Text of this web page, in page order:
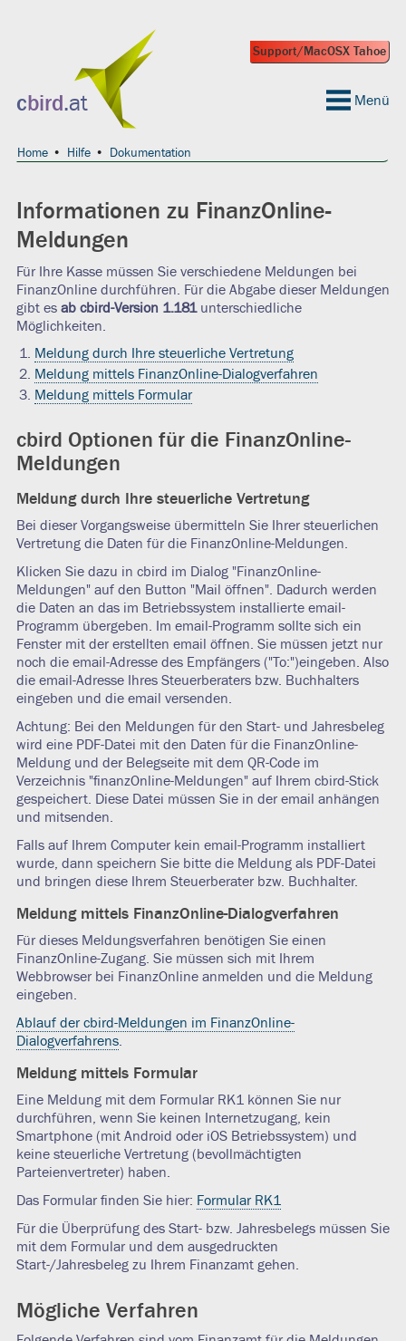
Support/MacOSX Tahoe
cbird.at Menü
Home Hilfe Dokumentation
Informationen zu FinanzOnline-
Meldungen
Für Ihre Kasse müssen Sie verschiedene Meldungen bei
FinanzOnline durchführen. Für die Abgabe dieser Meldungen
gibt es ab cbird-Version 1.181unterschiedliche
Möglichkeiten.
Meldung durch Ihre steuerliche Vertretung
Meldung mittels FinanzOnline-Dialogverfahren
Meldung mittels Formular
cbird Optionen für die FinanzOnline-
Meldungen
Meldung durch Ihre steuerliche Vertretung
Bei dieser Vorgangsweise übermitteln Sie Ihrer steuerlichen
Vertretung die Daten für die FinanzOnline-Meldungen.
Klicken Sie dazu in cbird im Dialog "FinanzOnline-
Meldungen" auf den Button "Mail öffnen". Dadurch werden
die Daten an das im Betriebssystem installierte email-
Programm übergeben. Im email-Programm sollte sich ein
Fenster mit der erstellten email öffnen. Sie müssen jetzt nur
noch die email-Adresse des Empfängers ("To:")eingeben. Also
die email-Adresse Ihres Steuerberaters bzw. Buchhalters
eingeben und die email versenden.
Achtung: Bei den Meldungen für den Start- und Jahresbeleg
wird eine PDF-Datei mit den Daten für die FinanzOnline-
Meldung und der Belegseite mit dem QR-Code im
Verzeichnis "finanzOnline-Meldungen" auf Ihrem cbird-Stick
gespeichert. Diese Datei müssen Sie in der email anhängen
und mitsenden.
Falls auf Ihrem Computer kein email-Programm installiert
wurde, dann speichern Sie bitte die Meldung als PDF-Datei
und bringen diese Ihrem Steuerberater bzw. Buchhalter.
Meldung mittels FinanzOnline-Dialogverfahren
Für dieses Meldungsverfahren benötigen Sie einen
FinanzOnline-Zugang. Sie müssen sich mit Ihrem
Webbrowser bei FinanzOnline anmelden und die Meldung
eingeben.
Ablauf der cbird-Meldungen im FinanzOnline-
Dialogverfahrens.
Meldung mittels Formular
Eine Meldung mit dem Formular RK1 können Sie nur
durchführen, wenn Sie keinen Internetzugang, kein
Smartphone (mit Android oder iOS Betriebssystem) und
keine steuerliche Vertretung (bevollmächtigten
Parteienvertreter) haben.
Das Formular finden Sie hier: Formular RK1
Für die Überprüfung des Start- bzw. Jahresbelegs müssen Sie
mit dem Formular und dem ausgedruckten
Start-/Jahresbeleg zu Ihrem Finanzamt gehen.
Mögliche Verfahren